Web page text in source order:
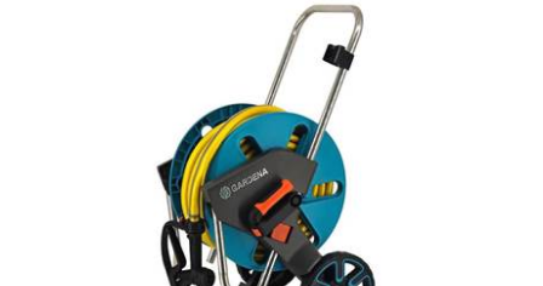
• Pressure switch protection: With fully automatic
• Syrup pump 12V
• Hose Nozzle Φ20
• Hose 3/4 25m
• Spool for rubber
• Connection adapters
• 2 Fittings 1/2 + 3/4
• 4 Quick Links 3/4